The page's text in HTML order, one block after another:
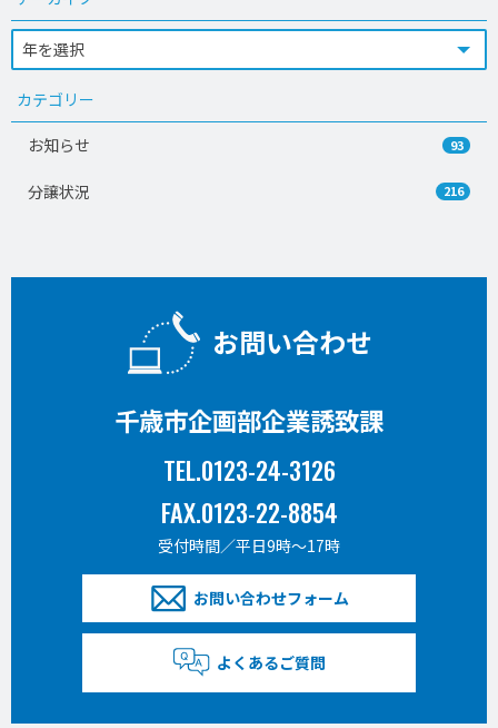
カテゴリー
お知らせ 93
分譲状況 216
お問い合わせ
千歳市企画部企業誘致課
TEL.0123-24-3126
FAX.0123-22-8854
受付時間／平日9時〜17時
お問い合わせフォーム
よくあるご質問